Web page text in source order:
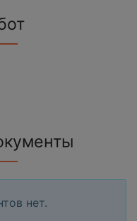
нет.